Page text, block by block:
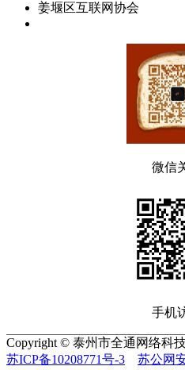
姜堰区互联网协会
微信
手机
Copyright © 泰州市全通网络科
苏ICP备10208771号-3
苏公网